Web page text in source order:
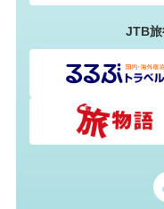
JTB旅